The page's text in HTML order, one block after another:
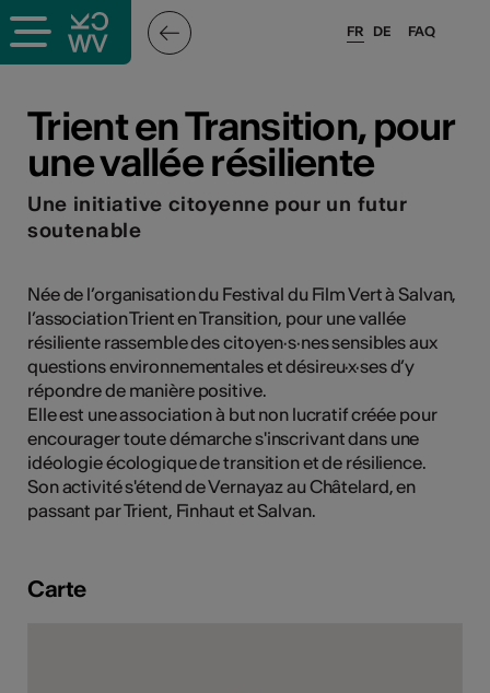
pros
FAQ
FR DE
Trient en Transition, pour
une vallée résiliente
Une initiative citoyenne pour un futur
soutenable
Née de l’organisation du Festival du Film Vert à Salvan,
l’association Trient en Transition, pour une vallée
résiliente rassemble des citoyen·s·nes sensibles aux
questions environnementales et désireu·x·ses d’y
répondre de manière positive.
Elle est une association à but non lucratif créée pour
encourager toute démarche s'inscrivant dans une
idéologie écologique de transition et de résilience.
Son activité s'étend de Vernayaz au Châtelard, en
passant par Trient, Finhaut et Salvan.
Carte